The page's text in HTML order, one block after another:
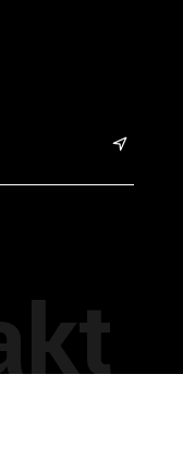
&